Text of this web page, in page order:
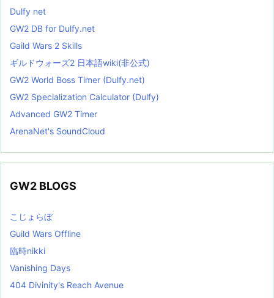
Dulfy net
GW2 DB for Dulfy.net
Gaild Wars 2 Skills
ギルドウォーズ2 日本語wiki(非公式)
GW2 World Boss Timer (Dulfy.net)
GW2 Specialization Calculator (Dulfy)
Advanced GW2 Timer
ArenaNet's SoundCloud
GW2 BLOGS
こじょらぼ
Guild Wars Offline
臨時nikki
Vanishing Days
404 Divinity's Reach Avenue